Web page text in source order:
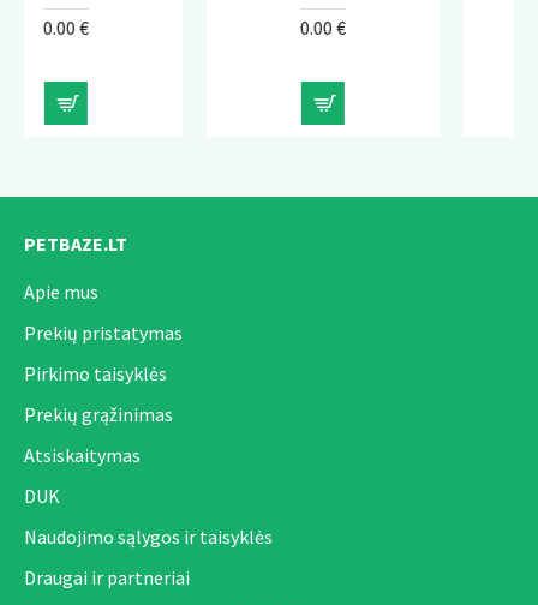
PETBAZE.LT
Apie mus
Prekių pristatymas
Pirkimo taisyklės
Prekių grąžinimas
Atsiskaitymas
DUK
Naudojimo sąlygos ir taisyklės
Draugai ir partneriai